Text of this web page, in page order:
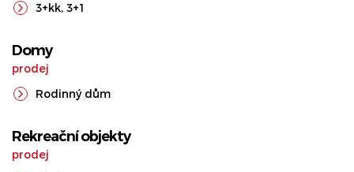
3+kk, 3+1
Domy
prodej
Rodinný dům
Rekreační objekty
prodej